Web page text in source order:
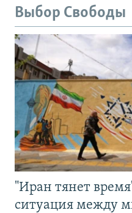
Выбор Свободы
"Иран тянет
ситуация между